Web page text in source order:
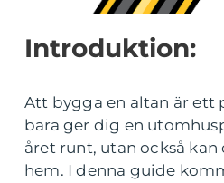
Introduktion:
Att bygga en altan är ett
bara ger dig en
året runt, utan också
hem. I denna guide